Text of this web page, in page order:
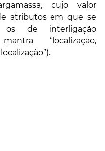
cujo valor
atributos em que se
os de interligação
“localização,